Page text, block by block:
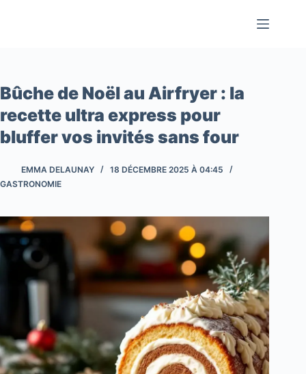
Bûche de Noël au Airfryer : la
recette ultra express pour
bluffer vos invités sans four
EMMA DELAUNAY
18 DÉCEMBRE 2025 À 04:45
GASTRONOMIE